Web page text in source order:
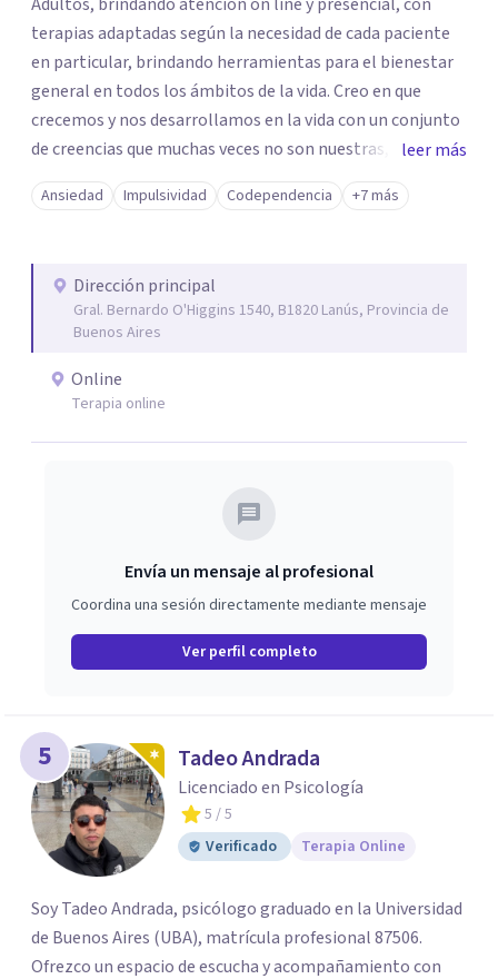
terapias adaptadas según la necesidad de cada paciente
en particular, brindando herramientas para el bienestar
general en todos los ámbitos de la vida. Creo en que
crecemos y nos desarrollamos en la vida con un conjunto
de creencias que muchas veces no son nuestras, propias o
son erróneas acerca de nosotros mismos,o de la vida en
general, incluyendo los vínculos con otras personas.. y
camino. Por eso trabajo en la desprogramación de viejas
creencias limitantes para vivir una vida diferente desde el
verdadero ser.
leer más
Ansiedad Impulsividad Codependencia +7 más
Dirección principal
Gral. Bernardo O'Higgins 1540, B1820 Lanús, Provincia de
Buenos Aires
Online
Terapia online
Envía un mensaje al profesional
Coordina una sesión directamente mediante mensaje
Ver perfil completo
5 Tadeo Andrada
Licenciado en Psicología
5 / 5
Verificado
Terapia Online
Soy Tadeo Andrada, psicólogo graduado en la Universidad
de Buenos Aires (UBA), matrícula profesional 87506.
Ofrezco un espacio de escucha y acompañamiento con